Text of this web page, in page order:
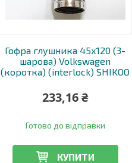
Гофра глушника 45х120 (3-
шарова) Volkswagen
(коротка) (interlock) SHIKOO
233,16 ₴
Готово до відправки
КУПИТИ